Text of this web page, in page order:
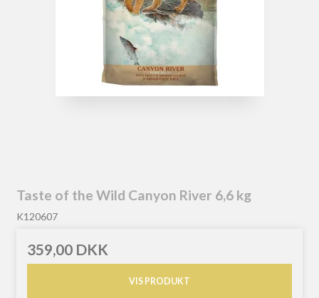
Taste of the Wild Canyon River 6,6 kg
K120607
359,00 DKK
VIS PRODUKT